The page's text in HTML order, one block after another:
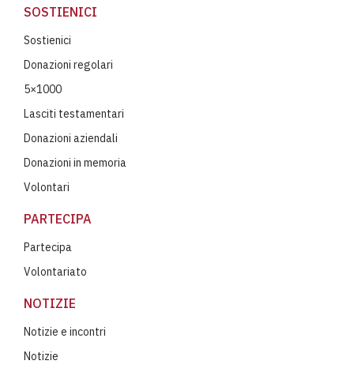
SOSTIENICI
Sostienici
Donazioni regolari
5×1000
Lasciti testamentari
Donazioni aziendali
Donazioni in memoria
Volontari
PARTECIPA
Partecipa
Volontariato
NOTIZIE
Notizie e incontri
Notizie